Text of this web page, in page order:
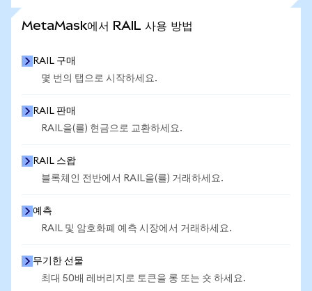
MetaMask에서 RAIL 사용 방법
RAIL 구매
몇 번의 탭으로 시작하세요.
RAIL 판매
RAIL을(를) 현금으로 교환하세요.
RAIL 스왑
블록체인 전반에서 RAIL을(를) 거래하세요.
예측
RAIL 및 암호화폐 예측 시장에서 거래하세요.
무기한 선물
최대 50배 레버리지로 토큰을 롱 또는 숏 하세요.